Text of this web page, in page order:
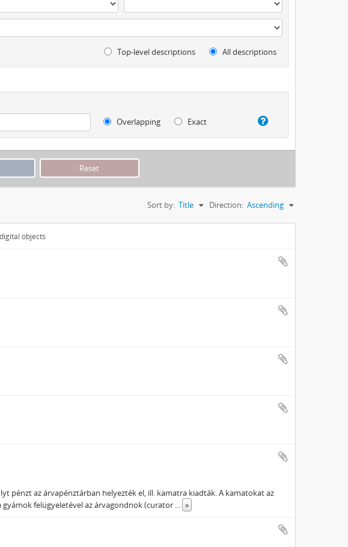
Top-level descriptions All descriptions
Overlapping
Exact
Sort by: Title Direction: Ascending
objects
pénzt az árvapénztárban helyezték el, ill. kamatra kiadták. A kamatokat az
felügyeletével az árvagondnok (curator ... »